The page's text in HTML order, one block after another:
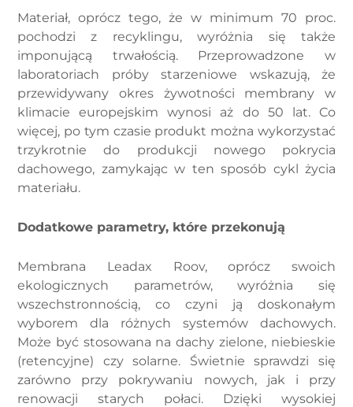
Materiał, oprócz tego, że w minimum 70 proc.
pochodzi z recyklingu, wyróżnia się także
imponującą trwałością. Przeprowadzone w
laboratoriach próby starzeniowe wskazują, że
przewidywany okres żywotności membrany w
klimacie europejskim wynosi aż do 50 lat. Co
więcej, po tym czasie produkt można wykorzystać
trzykrotnie do produkcji nowego pokrycia
dachowego, zamykając w ten sposób cykl życia
materiału.
Dodatkowe parametry, które przekonują
Membrana Leadax Roov, oprócz swoich
ekologicznych parametrów, wyróżnia się
wszechstronnością, co czyni ją doskonałym
wyborem dla różnych systemów dachowych.
Może być stosowana na dachy zielone, niebieskie
(retencyjne) czy solarne. Świetnie sprawdzi się
zarówno przy pokrywaniu nowych, jak i przy
renowacji starych połaci. Dzięki wysokiej